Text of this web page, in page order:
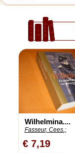
Wilhelmina....
Fasseur, Cees.;
€ 7,19